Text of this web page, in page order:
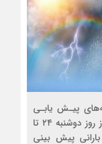
پیـش یابـی
هواشناسـی، وضعیت جوی مازندران از روز دوشنبه ۲۴ تا
بارانی پیش بینی